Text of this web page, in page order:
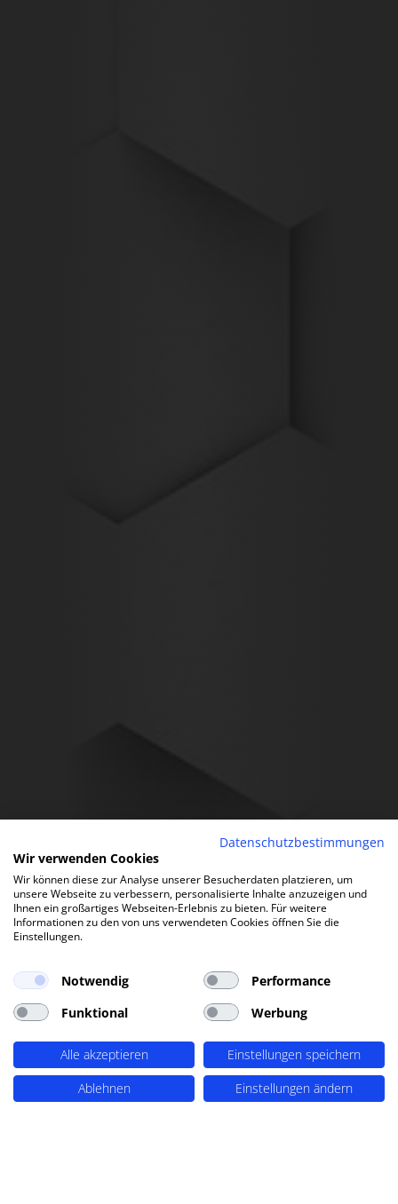
Datenschutzbestimmungen
Wir verwenden Cookies
Wir können diese zur Analyse unserer Besucherdaten platzieren, um
unsere Webseite zu verbessern, personalisierte Inhalte anzuzeigen und
Ihnen ein großartiges Webseiten-Erlebnis zu bieten. Für weitere
Informationen zu den von uns verwendeten Cookies öffnen Sie die
Einstellungen.
Notwendig
Performance
Funktional
Werbung
Alle akzeptieren
Einstellungen speichern
Ablehnen
Einstellungen ändern